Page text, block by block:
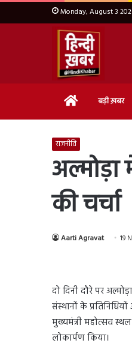
Monday, August 3
Home बड़ी ख़बर
राजनीति
की चर्चा
Aarti Agravat 19
दो दिनी दौरे पर
संस्थानों के
मुख्यमंत्री महोत्सव
लोकार्पण किया।